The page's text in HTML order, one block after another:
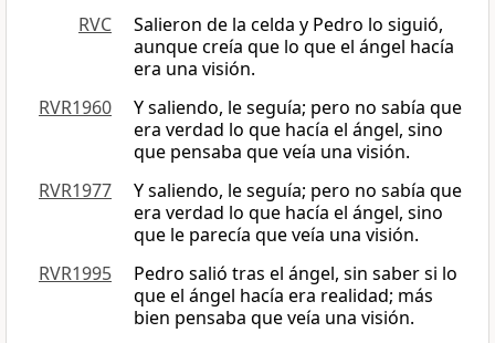
RVC
Salieron de la celda y Pedro lo siguió,
aunque creía que lo que el ángel hacía
era una visión.
RVR1960
Y saliendo, le seguía; pero no sabía que
era verdad lo que hacía el ángel, sino
que pensaba que veía una visión.
RVR1977
Y saliendo, le seguía; pero no sabía que
era verdad lo que hacía el ángel, sino
que le parecía que veía una visión.
RVR1995
Pedro salió tras el ángel, sin saber si lo
que el ángel hacía era realidad; más
bien pensaba que veía una visión.